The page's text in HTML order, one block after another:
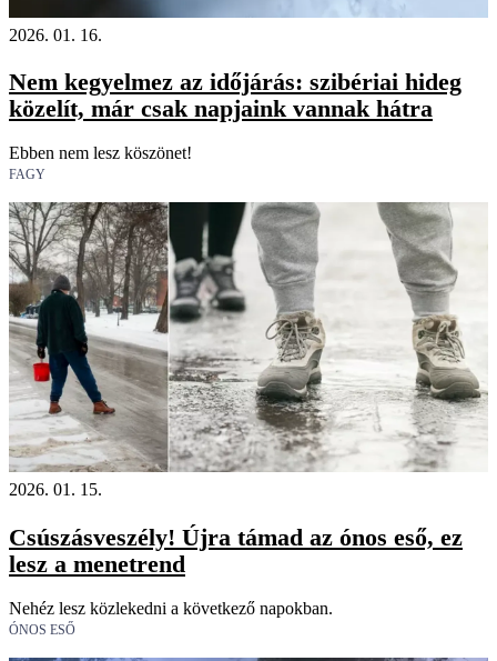
2026. 01. 16.
Nem kegyelmez az időjárás: szibériai hideg
közelít, már csak napjaink vannak hátra
Ebben nem lesz köszönet!
FAGY
2026. 01. 15.
Csúszásveszély! Újra támad az ónos eső, ez
lesz a menetrend
Nehéz lesz közlekedni a következő napokban.
ÓNOS ESŐ